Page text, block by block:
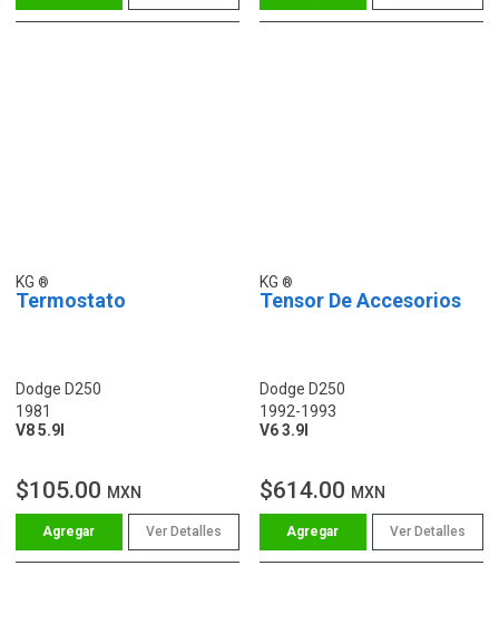
KG
Termostato
Dodge D250
1981
V8 5.9l
$105.00 MXN
Ver Detalles
KG
Tensor De Accesorios
Dodge D250
1992-1993
V6 3.9l
$614.00 MXN
Ver Detalles